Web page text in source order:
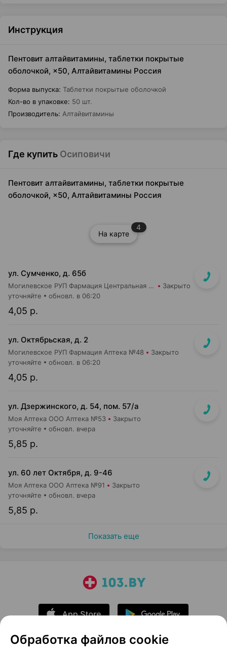
Инструкция
Пентовит алтайвитамины, таблетки покрытые
оболочкой, ×50, Алтайвитамины Россия
Форма выпуска: Таблетки покрытые оболочкой
Кол-во в упаковке: 50 шт.
Производитель: Алтайвитамины
Где купить Осиповичи
Пентовит алтайвитамины, таблетки покрытые
оболочкой, ×50, Алтайвитамины Россия
На карте
4
ул. Сумченко, д. 65б
Могилевское РУП Фармация Центральная районная аптека №109 Закрыто
4,05 р.
уточняйте обновл. в 06:20
ул. Октябрьская, д. 2
Могилевское РУП Фармация Аптека №48 Закрыто
4,05 р.
уточняйте обновл. в 06:20
ул. Дзержинского, д. 54, пом. 57/а
Моя Аптека ООО Аптека №53 Закрыто
5,85 р.
уточняйте обновл. вчера
ул. 60 лет Октября, д. 9-46
Моя Аптека ООО Аптека №91 Закрыто
5,85 р.
уточняйте обновл. вчера
Показать еще
Обработка файлов cookie